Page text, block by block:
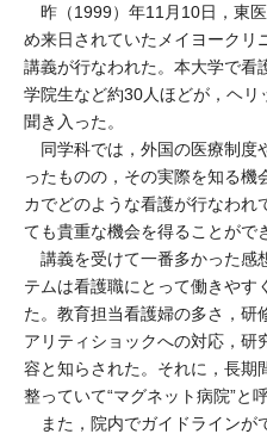
昨（1999）年11月10日，東
め来日されていたメイヨークリ
講義が行なわれた。本大学で看
学院生など約30人ほどが，ヘ
聞き入った。
同学科では，外国の医療制度
ったものの，その実際を知る機
カでどのような看護が行なわれ
ても貴重な機会を得ることがで
講義を受けて一番多かった感
テムは看護職にとって働きやす
た。教育担当看護婦の多さ，研
アリティショックへの対応，研
容と知らされた。それに，長期
整っていて“マグネット病院”と
また，院内でガイドラインが